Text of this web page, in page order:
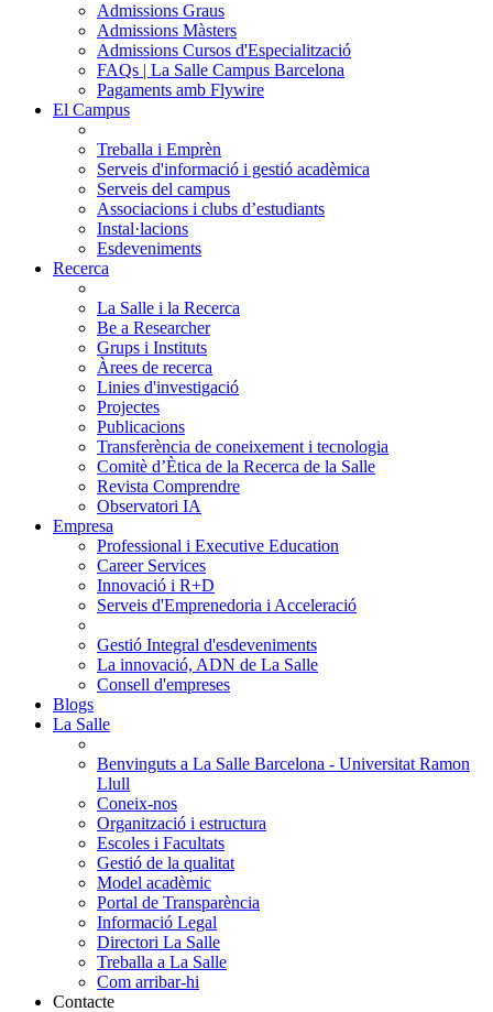
Admissions Graus
Admissions Màsters
Admissions Cursos d'Especialització
FAQs | La Salle Campus Barcelona
Pagaments amb Flywire
El Campus
Treballa i Emprèn
Serveis d'informació i gestió acadèmica
Serveis del campus
Associacions i clubs d’estudiants
Instal·lacions
Esdeveniments
Recerca
La Salle i la Recerca
Be a Researcher
Grups i Instituts
Àrees de recerca
Linies d'investigació
Projectes
Publicacions
Transferència de coneixement i tecnologia
Comitè d’Ètica de la Recerca de la Salle
Revista Comprendre
Observatori IA
Empresa
Professional i Executive Education
Career Services
Innovació i R+D
Serveis d'Emprenedoria i Acceleració
Gestió Integral d'esdeveniments
La innovació, ADN de La Salle
Consell d'empreses
Blogs
La Salle
Benvinguts a La Salle Barcelona - Universitat Ramon
Llull
Coneix-nos
Organització i estructura
Escoles i Facultats
Gestió de la qualitat
Model acadèmic
Portal de Transparència
Informació Legal
Directori La Salle
Treballa a La Salle
Com arribar-hi
Contacte